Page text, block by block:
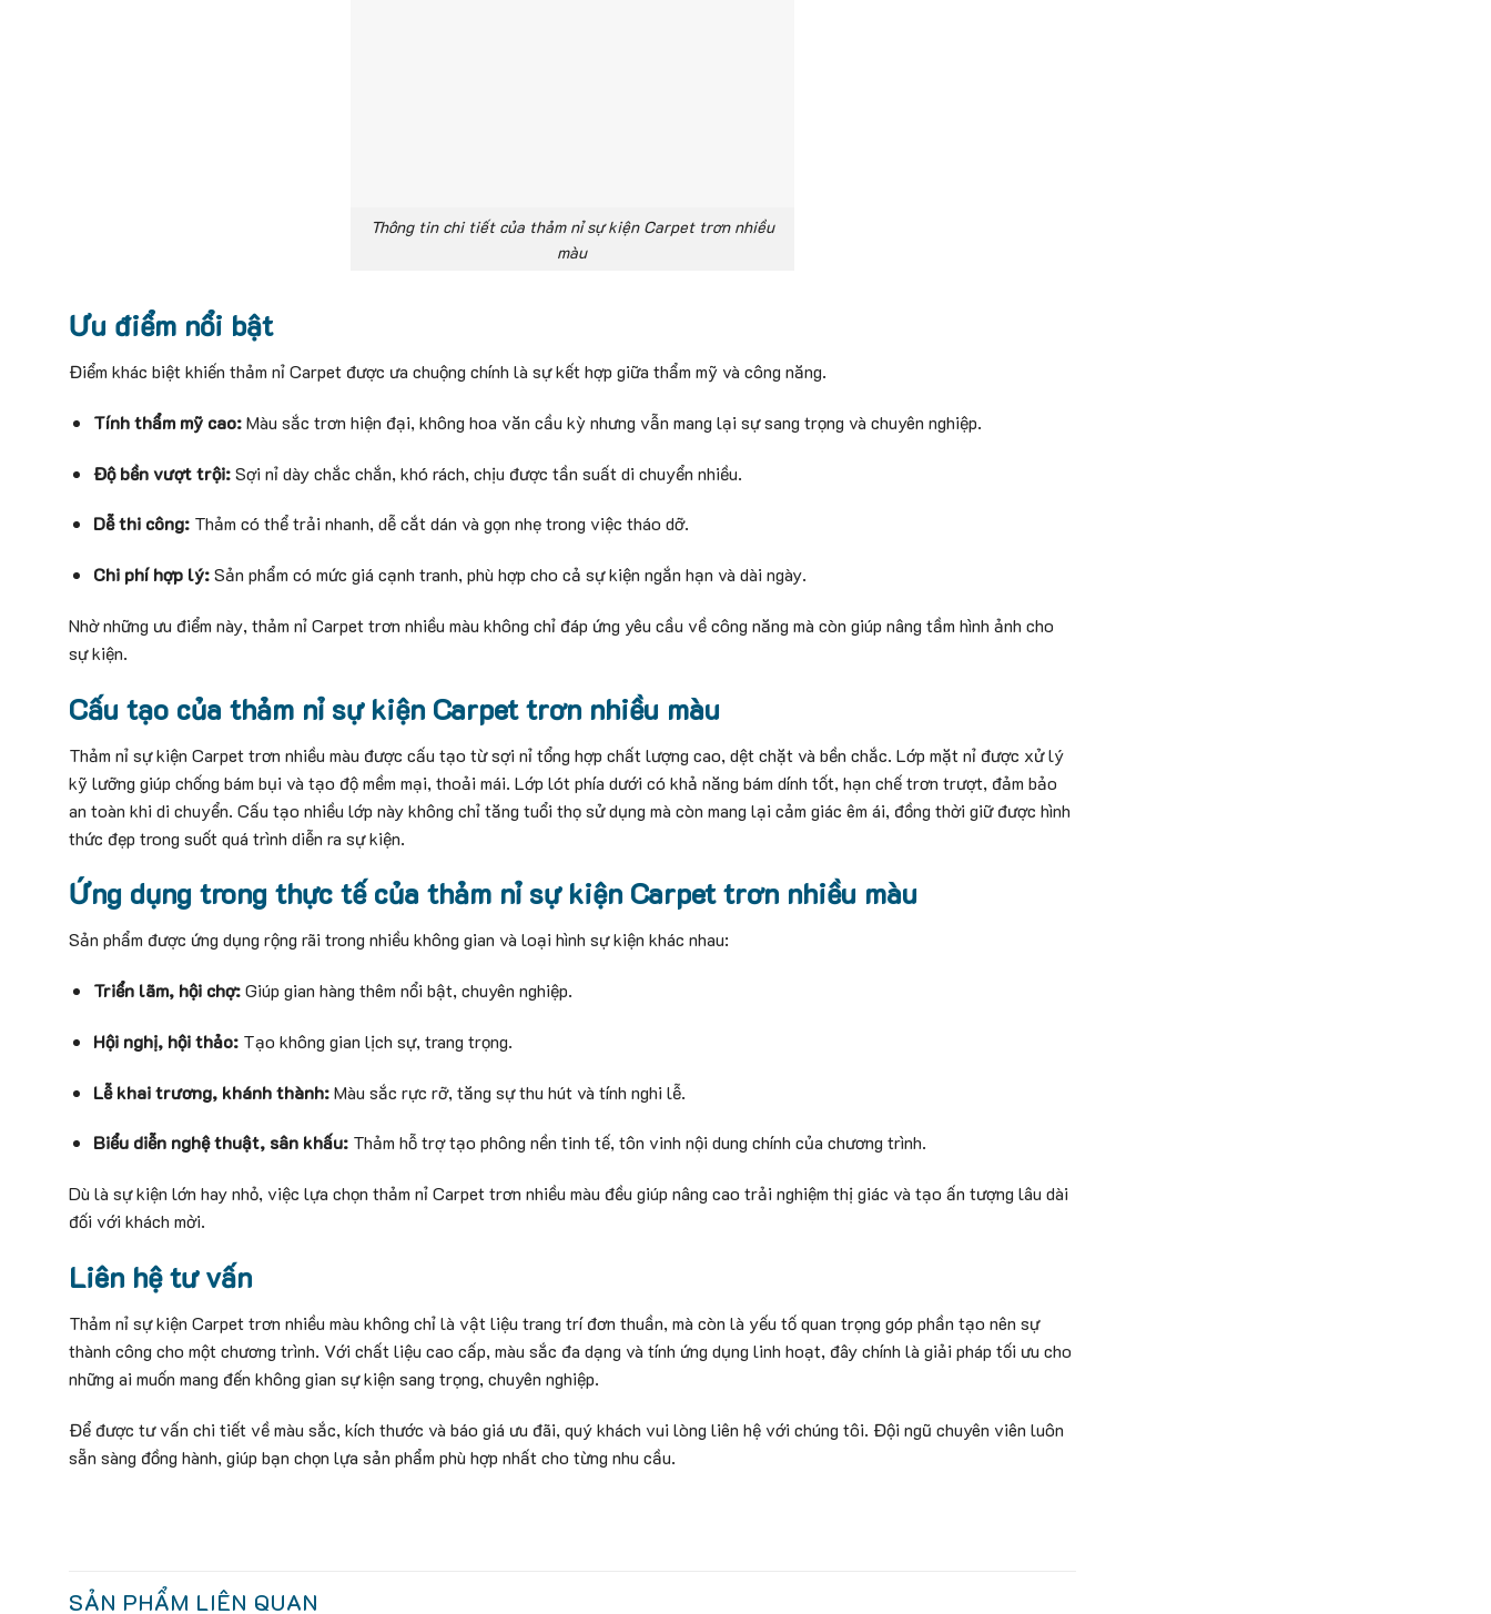
Thông tin chi tiết của thảm nỉ sự kiện Carpet trơn nhiều
màu
Ưu điểm nổi bật
Điểm khác biệt khiến thảm nỉ Carpet được ưa chuộng chính là sự kết hợp giữa thẩm mỹ và công năng.
Tính thẩm mỹ cao:Màu sắc trơn hiện đại, không hoa văn cầu kỳ nhưng vẫn mang lại sự sang trọng và chuyên nghiệp.
Độ bền vượt trội:Sợi nỉ dày chắc chắn, khó rách, chịu được tần suất di chuyển nhiều.
Dễ thi công: Thảm có thể trải nhanh, dễ cắt dán và gọn nhẹ trong việc tháo dỡ.
Chi phí hợp lý:Sản phẩm có mức giá cạnh tranh, phù hợp cho cả sự kiện ngắn hạn và dài ngày.
Nhờ những ưu điểm này, thảm nỉ Carpet trơn nhiều màu không chỉ đáp ứng yêu cầu về công năng mà còn giúp nâng tầm hình ảnh cho
sự kiện.
Cấu tạo của thảm nỉ sự kiện Carpet trơn nhiều màu
Thảm nỉ sự kiện Carpet trơn nhiều màu được cấu tạo từ sợi nỉ tổng hợp chất lượng cao, dệt chặt và bền chắc. Lớp mặt nỉ được xử lý
kỹ lưỡng giúp chống bám bụi và tạo độ mềm mại, thoải mái. Lớp lót phía dưới có khả năng bám dính tốt, hạn chế trơn trượt, đảm bảo
an toàn khi di chuyển. Cấu tạo nhiều lớp này không chỉ tăng tuổi thọ sử dụng mà còn mang lại cảm giác êm ái, đồng thời giữ được hình
thức đẹp trong suốt quá trình diễn ra sự kiện.
Ứng dụng trong thực tế của thảm nỉ sự kiện Carpet trơn nhiều màu
Sản phẩm được ứng dụng rộng rãi trong nhiều không gian và loại hình sự kiện khác nhau:
Triển lãm, hội chợ:Giúp gian hàng thêm nổi bật, chuyên nghiệp.
Hội nghị, hội thảo: Tạo không gian lịch sự, trang trọng.
Lễ khai trương, khánh thành:Màu sắc rực rỡ, tăng sự thu hút và tính nghi lễ.
Biểu diễn nghệ thuật, sân khấu: Thảm hỗ trợ tạo phông nền tinh tế, tôn vinh nội dung chính của chương trình.
Dù là sự kiện lớn hay nhỏ, việc lựa chọn thảm nỉ Carpet trơn nhiều màu đều giúp nâng cao trải nghiệm thị giác và tạo ấn tượng lâu dài
đối với khách mời.
Liên hệ tư vấn
Thảm nỉ sự kiện Carpet trơn nhiều màu không chỉ là vật liệu trang trí đơn thuần, mà còn là yếu tố quan trọng góp phần tạo nên sự
thành công cho một chương trình. Với chất liệu cao cấp, màu sắc đa dạng và tính ứng dụng linh hoạt, đây chính là giải pháp tối ưu cho
những ai muốn mang đến không gian sự kiện sang trọng, chuyên nghiệp.
Để được tư vấn chi tiết về màu sắc, kích thước và báo giá ưu đãi, quý khách vui lòng liên hệ với chúng tôi. Đội ngũ chuyên viên luôn
sẵn sàng đồng hành, giúp bạn chọn lựa sản phẩm phù hợp nhất cho từng nhu cầu.
SẢN PHẨM LIÊN QUAN